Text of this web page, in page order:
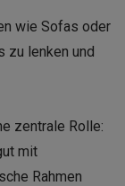
wie Sofas oder
zu lenken und
zentrale Rolle:
mit
Rahmen